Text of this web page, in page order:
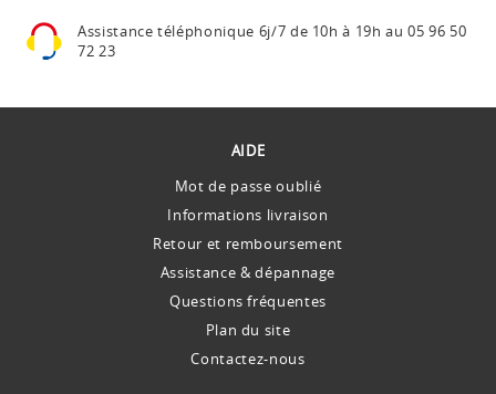
Assistance téléphonique 6j/7 de 10h à 19h au 05 96 50
72 23
AIDE
Mot de passe oublié
Informations livraison
Retour et remboursement
Assistance & dépannage
Questions fréquentes
Plan du site
Contactez-nous